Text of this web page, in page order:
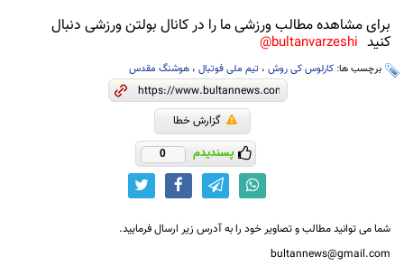
برای مشاهده مطالب ورزشی ما را در کانال بولتن ورزشی دنبال
کنید bultanvarzeshi@
برچسب ها: کارلوس کی روش ، تیم ملی فوتبال ، هوشنگ مقدس
گزارش خطا
پسندیدم 0
شما می توانید مطالب و تصاویر خود را به آدرس زیر ارسال فرمایید.
bultannews@gmail.com